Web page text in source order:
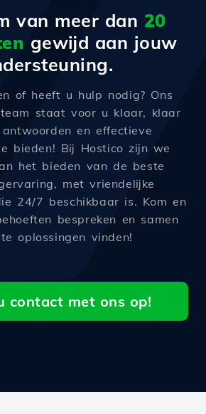
van meer dan 20
gewijd aan jouw
of heeft u hulp nodig? Ons
staat voor u klaar, klaar
en effectieve
bieden! Bij Hostico zijn we
het bieden van de beste
met vriendelijke
24/7 beschikbaar is. Kom en
bespreken en samen
oplossingen vinden!
contact met ons op!